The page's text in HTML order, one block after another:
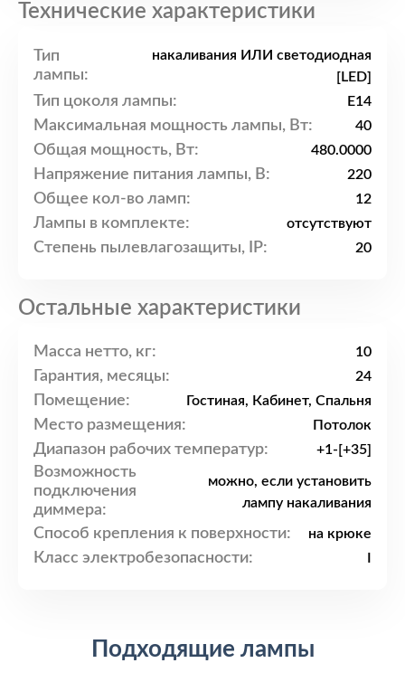
Технические характеристики
Тип
лампы:
накаливания ИЛИ светодиодная
[LED]
Тип цоколя лампы: E14
Максимальная мощность лампы, Вт: 40
Общая мощность, Вт: 480.0000
Напряжение питания лампы, В: 220
Общее кол-во ламп: 12
Лампы в комплекте: отсутствуют
Степень пылевлагозащиты, IP: 20
Остальные характеристики
Масса нетто, кг: 10
Гарантия, месяцы: 24
Помещение: Гостиная, Кабинет, Спальня
Место размещения: Потолок
Диапазон рабочих температур: +1-[+35]
Возможность
подключения
диммера:
можно, если установить
лампу накаливания
Способ крепления к поверхности: на крюке
Класс электробезопасности:
Подходящие лампы